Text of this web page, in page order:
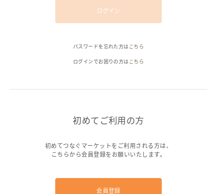
ログイン
パスワードを忘れた方は こちら
ログインでお困りの方は こちら
初めてご利用の方
初めてつなぐマーケットをご利用される方は、
こちらから会員登録をお願いいたします。
会員登録